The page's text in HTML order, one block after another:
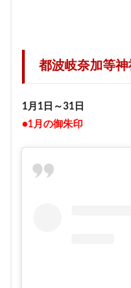
都波岐奈加等神
1月1日～31日
●1月の御朱印